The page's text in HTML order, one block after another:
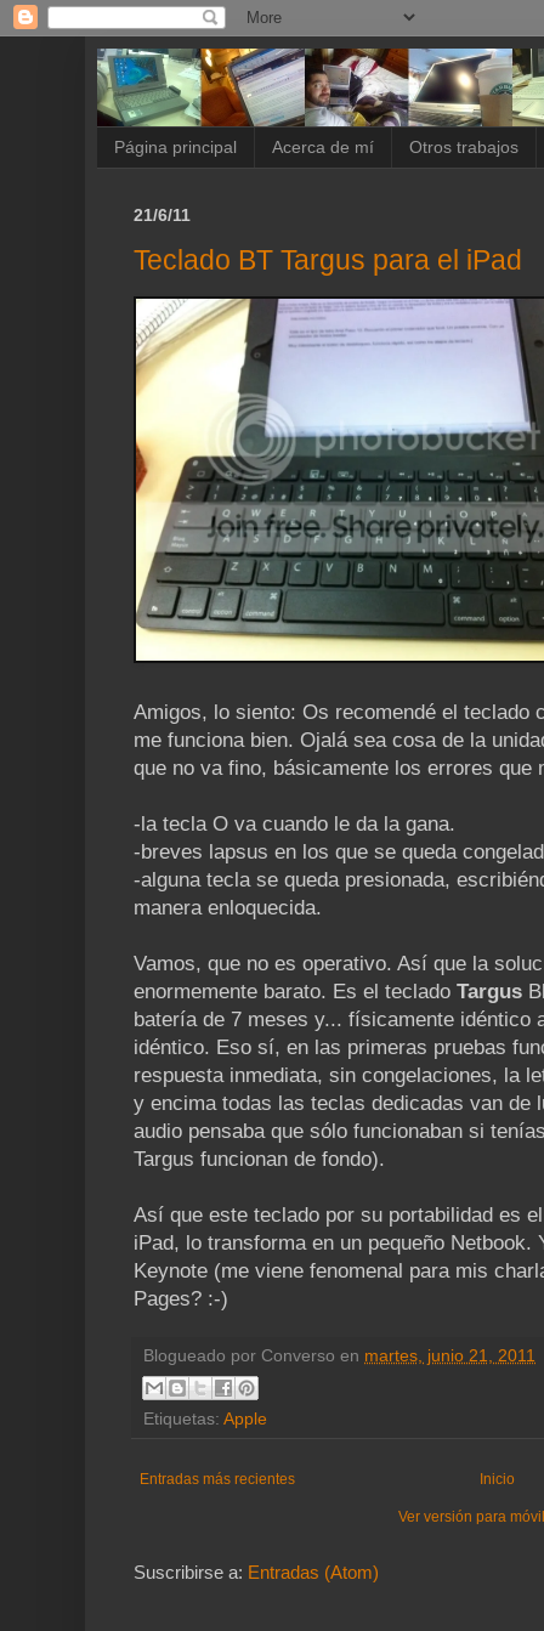
Página principal Acerca de mí Otros trabajos
21/6/11
Teclado BT Targus para el iPad
Amigos, lo siento: Os recomendé el teclado
me funciona bien. Ojalá sea cosa de la
que no va fino, básicamente los errores que
-la tecla O va cuando le da la gana.
-breves lapsus en los que se queda
-alguna tecla se queda presionada,
manera enloquecida.
Vamos, que no es operativo. Así que la
enormemente barato. Es el teclado Targus
batería de 7 meses y... físicamente idéntico
idéntico. Eso sí, en las primeras pruebas
respuesta inmediata, sin congelaciones, la
y encima todas las teclas dedicadas van de
audio pensaba que sólo funcionaban si
Targus funcionan de fondo).
Así que este teclado por su portabilidad es
iPad, lo transforma en un pequeño Netbook.
Keynote (me viene fenomenal para mis
Pages? :-)
Blogueado por Converso en martes, junio 21, 2011
Etiquetas: Apple
Entradas más recientes Inicio
Ver versión para
Suscribirse a: Entradas (Atom)